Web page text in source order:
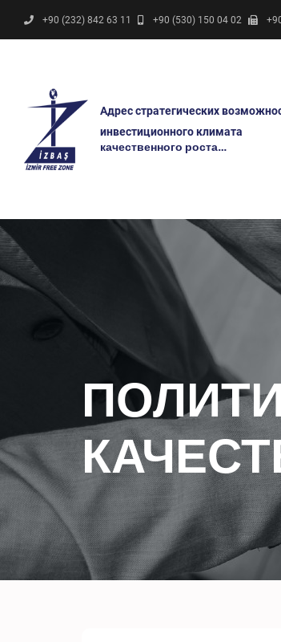
+90 (232) 842 63 11 +90 (530) 150 04 02
Адрес стратегических
инвестиционного климата
качественного роста…